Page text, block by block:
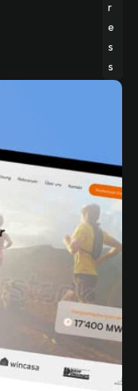
r
e
s
s